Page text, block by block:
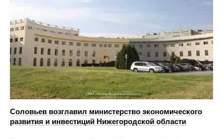
Соловьев возглавил министерство экономического
развития и инвестиций Нижегородской области